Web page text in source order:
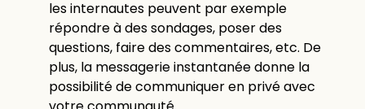
les internautes peuvent par exemple
répondre à des sondages, poser des
questions, faire des commentaires, etc. De
plus, la messagerie instantanée donne la
possibilité de communiquer en privé avec